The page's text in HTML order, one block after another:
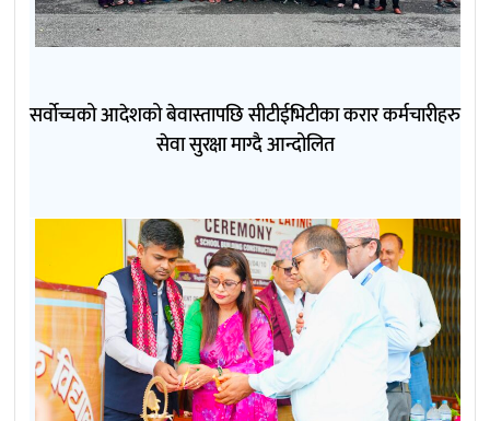
सर्वोच्चको आदेशको बेवास्तापछि सीटीईभिटीका करार कर्मचारीहरु
सेवा सुरक्षा माग्दै आन्दोलित